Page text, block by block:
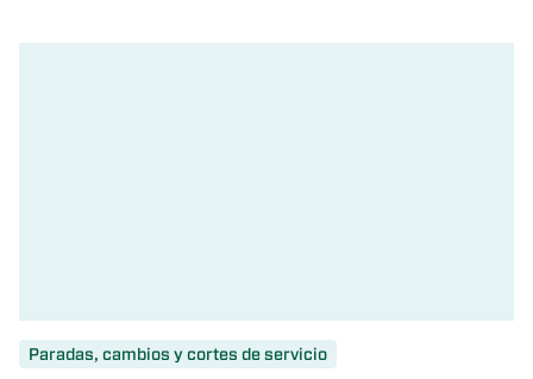
Paradas, cambios y cortes de servicio